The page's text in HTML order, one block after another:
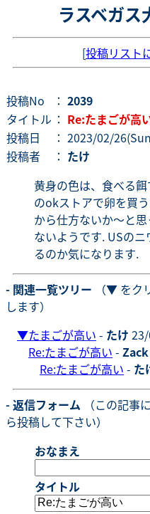
ラスベガス
[投稿リスト
投稿No ： 2039
タイトル ： Re:たまごが高
投稿日
： 2023/02/
投稿者
： たけ
黄身の色は、食べる
のokストアで卵を買
から仕方ないか〜と
ないようです. USの
るのか気になります.
- 関連一覧ツリー （▼ をク
します）
▼たまごが高い - たけ
Re:たまごが高い - Zack
Re:たまごが高い - た
- 返信フォーム （この記事
ら投稿して下さい）
おなまえ
タイトル